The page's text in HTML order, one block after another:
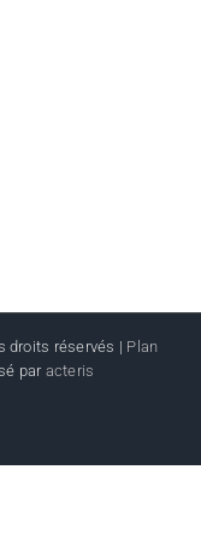
droits réservés | Plan
par acteris